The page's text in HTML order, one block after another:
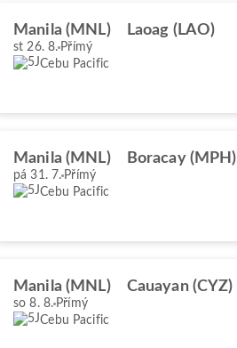
Manila (MNL) Laoag (LAO)
st 26. 8. Přímý
Cebu Pacific
Manila (MNL) Boracay (MPH)
pá 31. 7. Přímý
Cebu Pacific
Manila (MNL) Cauayan (CYZ)
so 8. 8. Přímý
Cebu Pacific